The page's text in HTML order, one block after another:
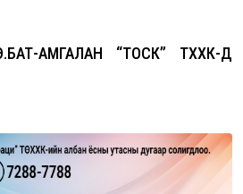
АМГАЛАН “ТОСК” ТӨХХК-Д